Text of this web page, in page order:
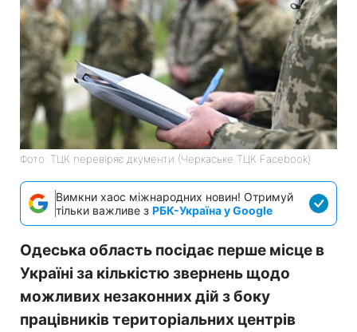
Фото: ТЦК перевіряє дкументи (Черкаське ТЦК Facebook)
Вимкни хаос міжнародних новин! Отримуй
тільки важливе з РБК-Україна у Google
Одеська область посідає перше місце в
Україні за кількістю звернень щодо
можливих незаконних дій з боку
працівників територіальних центрів